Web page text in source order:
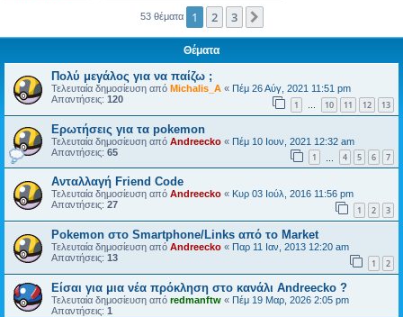
η
53 θέματα 1 2 3
Θέματα
Πολύ μεγάλος για να παίζω ;
Τελευταία δημοσίευση από Michalis_A « Πέμ 26 Αύγ, 2021 11:51 pm
Απαντήσεις: 120 1 … 10 11 12 13
Ερωτήσεις για τα pokemon
Τελευταία δημοσίευση από Andreecko « Πέμ 10 Ιουν, 2021 12:32 am
Απαντήσεις: 65 1 4 5 6 7
Ανταλλαγή Friend Code
Τελευταία δημοσίευση από Andreecko « Κυρ 03 Ιούλ, 2016 11:56 pm
Απαντήσεις: 27 1 2 3
Pokemon στο Smartphone/Links από το Market
Τελευταία δημοσίευση από Andreecko « Παρ 11 Ιαν, 2013 12:20 am
Απαντήσεις: 13 1 2
Είσαι για μια νέα πρόκληση στο κανάλι Andreecko ?
Τελευταία δημοσίευση από redmanftw « Πέμ 19 Μαρ, 2026 2:05 pm
Απαντήσεις: 1